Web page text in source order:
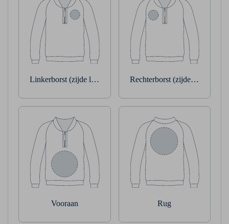
Linkerborst (zijde linkerarm) Rechterborst (zijde
Vooraan Rug